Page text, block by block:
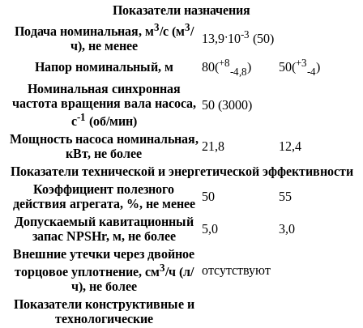
Показатели назначения
Подача номинальная, м3/с (м3/
ч), не менее
13,9ˑ10-3 (50)
Напор номинальный, м 80(+8
-4,8) 50(+3
-4)
Номинальная синхронная
частота вращения вала насоса,
с-1 (об/мин)
50 (3000)
Мощность насоса номинальная,
кВт, не более
21,8
12,4
Показатели технической и энергетической эффективности
Коэффициент полезного
действия агрегата, %, не менее
50
55
Допускаемый кавитационный
запас NPSHr, м, не более
5,0
3,0
Внешние утечки через двойное
торцовое уплотнение, см3/ч (л/
ч), не более
отсутствуют
Показатели конструктивные и
технологические